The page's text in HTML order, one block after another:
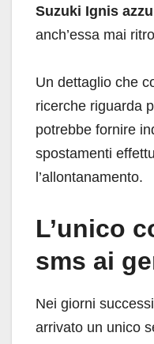
Suzuki Ignis
anch’essa mai
Un dettaglio che
ricerche riguarda
potrebbe fornire
spostamenti
l’allontanamento.
L’unico
sms ai
Nei giorni
arrivato un unico